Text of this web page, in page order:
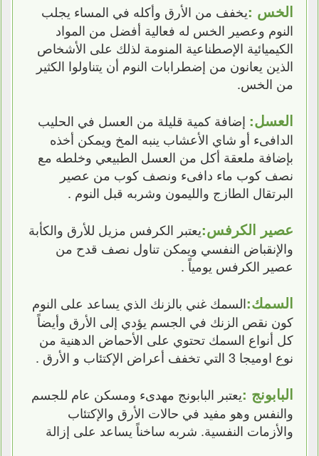
الخس :يخفف من الأرق وأكله في المساء يجلب
النوم وعصير الخس له فعالية أفضل من المواد
الكيميائية الإصطناعية المنومة لذلك على الأشخاص
الذين يعانون من إضطرابات النوم أن يتناولوا الكثير
من الخس.
العسل: إضافة كمية قليلة من العسل في الحليب
الدافىء أو شاي الأعشاب ينبه المخ ويمكن أخذه
بإضافة ملعقة أكل من العسل الطبيعي وخلطه مع
نصف كوب ماء دافىء ونصف كوب من عصير
البرتقال الطازج والليمون وشربه قبل النوم .
عصير الكرفس:يعتبر الكرفس مزيل للأرق والكأبة
والإنقباض النفسي ويمكن تناول نصف قدح من
عصير الكرفس يومياً .
السمك:السمك غني بالزنك الذي يساعد على النوم
كون نقص الزنك في الجسم يؤدي إلى الأرق وأيضاً
كل أنواع السمك تحتوي على الأحماض الدهنية من
نوع اوميجا 3 التي تخفف أعراض الإكتئاب و الأرق .
البابونج :يعتبر البابونج مهدىء ومسكن عام للجسم
والنفس وهو مفيد في حالات الأرق والإكتئاب
والأزمات النفسية. شربه ساخناً يساعد على إزالة